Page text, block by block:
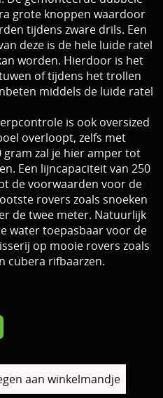
grote knoppen waardoor
tijdens zware drils. Een
deze is de hele luide ratel
worden. Hierdoor is het
of tijdens het trollen
middels de luide ratel
is ook oversized
overloopt, zelfs met
gram zal je hier amper tot
Een lijncapaciteit van 250
de voorwaarden voor de
rovers zoals snoeken
de twee meter. Natuurlijk
water toepasbaar voor de
op mooie rovers zoals
cubera rifbaarzen.